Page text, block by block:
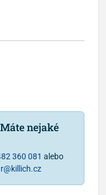
nejaké
360 081 alebo